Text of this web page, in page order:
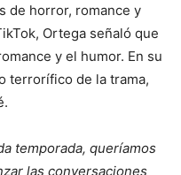
de horror, romance y
Ortega señaló que
y el humor. En su
terrorífico de la trama,
temporada, queríamos
las conversaciones